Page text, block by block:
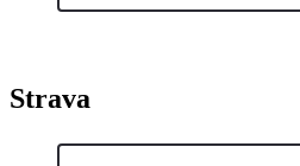
Strava